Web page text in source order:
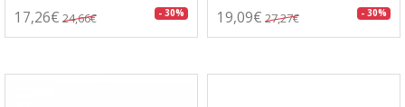
17,26€ 24,66€ - 30% 19,09€ 27,27€ - 30%